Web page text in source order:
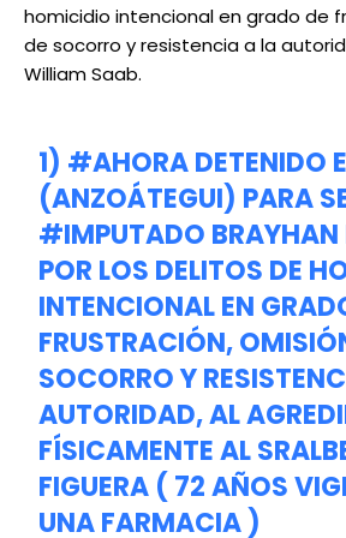
homicidio intencional en grado de
de socorro y resistencia a la
William Saab.
1) #AHORADETENIDO
(ANZOÁTEGUI) PARA
#IMPUTADO BRAYHAN
POR LOS DELITOS DE
INTENCIONAL EN
FRUSTRACIÓN,
SOCORRO Y
AUTORIDAD, AL
FÍSICAMENTE AL
FIGUERA ( 72 AÑOS
UNA FARMACIA )